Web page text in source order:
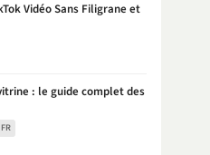
Vidéo Sans Filigrane et
: le guide complet des
FR